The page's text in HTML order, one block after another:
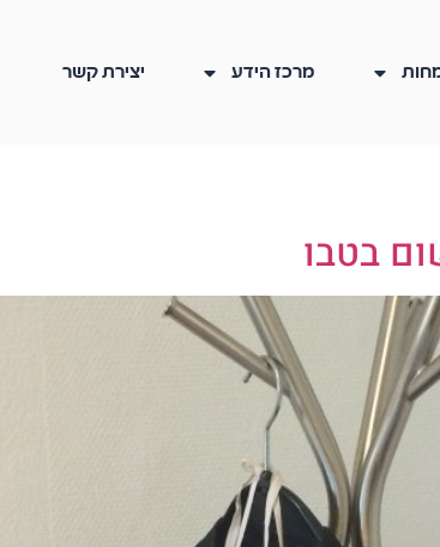
מרכז הידע יצירת קשר
בטבו